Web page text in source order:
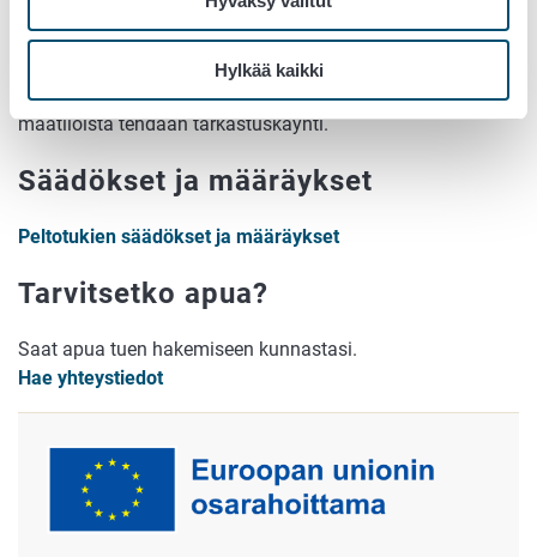
Hylkää kaikki
Ennen tuen maksamista viranomainen tarkastaa kaikki
tukihakemukset ja varmistaa, että tuen ehdot täyttyvät.
Tämän lisäksi vuosittain noin kahdelle prosentille
maatiloista tehdään tarkastuskäynti.
Säädökset ja määräykset
Peltotukien säädökset ja määräykset
Tarvitsetko apua?
Saat apua tuen hakemiseen kunnastasi.
Hae yhteystiedot